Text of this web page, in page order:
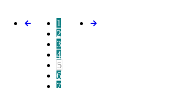
1
2
3
4
5
6
7